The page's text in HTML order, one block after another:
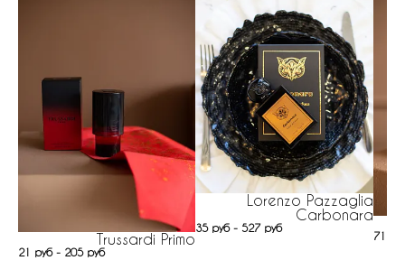
Trussardi Primo
21 руб - 205 руб
Lorenzo Pazzaglia
Carbonara
35 руб - 527 руб
714